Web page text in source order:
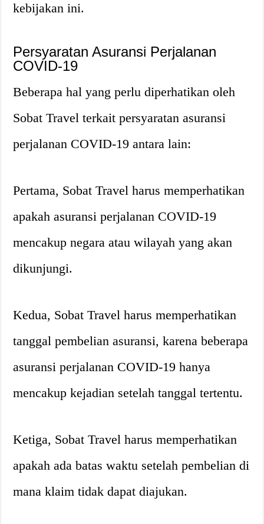
kebijakan ini.
Persyaratan Asuransi Perjalanan
COVID-19
Beberapa hal yang perlu diperhatikan oleh
Sobat Travel terkait persyaratan asuransi
perjalanan COVID-19 antara lain:
Pertama, Sobat Travel harus memperhatikan
apakah asuransi perjalanan COVID-19
mencakup negara atau wilayah yang akan
dikunjungi.
Kedua, Sobat Travel harus memperhatikan
tanggal pembelian asuransi, karena beberapa
asuransi perjalanan COVID-19 hanya
mencakup kejadian setelah tanggal tertentu.
Ketiga, Sobat Travel harus memperhatikan
apakah ada batas waktu setelah pembelian di
mana klaim tidak dapat diajukan.